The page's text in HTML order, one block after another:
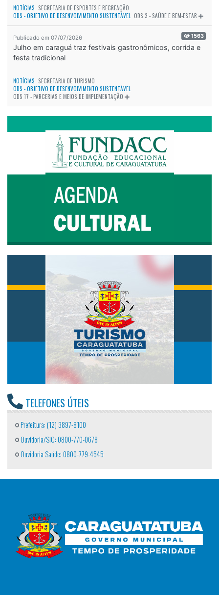
NOTÍCIAS SECRETARIA DE ESPORTES E RECREAÇÃO
ODS - OBJETIVO DE DESENVOLVIMENTO SUSTENTÁVEL ODS 3 - SAÚDE E BEM-ESTAR
Publicado em 07/07/2026 1563
Julho em caraguá traz festivais gastronômicos, corrida e
festa tradicional
NOTÍCIAS SECRETARIA DE TURISMO
ODS - OBJETIVO DE DESENVOLVIMENTO SUSTENTÁVEL
ODS 17 - PARCERIAS E MEIOS DE IMPLEMENTAÇÃO
TELEFONES ÚTEIS
Prefeitura: (12) 3897-8100
Ouvidoria/SIC: 0800-770-0678
Ouvidoria Saúde: 0800-779-4545